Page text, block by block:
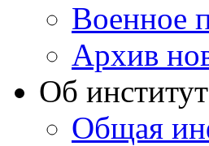
Военное
Архив
Об
Общая